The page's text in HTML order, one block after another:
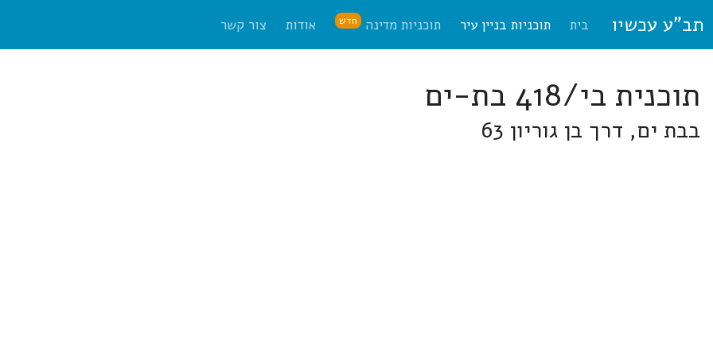
תב"ע עכשיו בית תוכניות בניין עיר תוכניות מדינה חדש אודות צור קשר
תוכנית בי/418 בת-ים
בבת ים, דרך בן גוריון 63